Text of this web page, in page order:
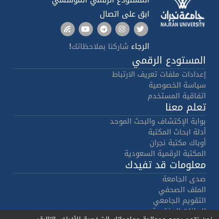
ابق على اتصال
الرجاء شاركنا بملاحظاتك!
المستودع الرقمي
إعدادات ملفات تعريف الارتباط
سياسة الخصوصية
اتفاقية المستخدم
تعلم معنا
بوابة الإكتشاف والبحث الموحد
أدلة ابحاث المكتبة
أوباك مكتبة نجران
المكتبة الرقمية السعودية
معلومات قد تفيدك
صدى الجامعة
الملف الصحفي
التقويم الجامعي
البيانات المفتوحة